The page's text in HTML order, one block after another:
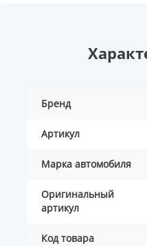
Бренд
Артикул
Марка автомобиля
Оригинальный
артикул
Код товара